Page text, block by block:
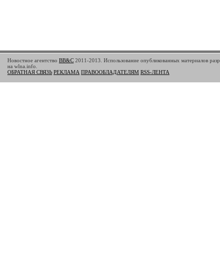
Новостное агентство BB&C 2011-2013. Использование опубликованных материалов
на wlna.info.
ОБРАТНАЯ СВЯЗЬ РЕКЛАМА ПРАВООБЛАДАТЕЛЯМ RSS-ЛЕНТА